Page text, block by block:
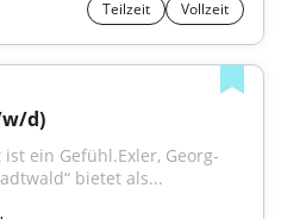
Teilzeit Vollzeit
d)
ein Gefühl.Exler, Georg-
bietet als...